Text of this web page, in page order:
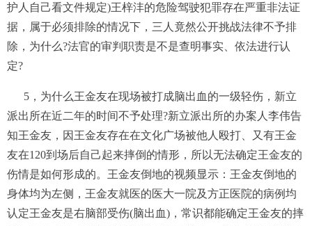
护人自己看文件规定)王梓沣的危险驾驶犯罪存在严重非法证
据，属于必须排除的情况下，三人竟然公开挑战法律不予排
除，为什么?法官的审判职责是不是查明事实、依法进行认
定?
5，为什么王金友在现场被打成脑出血的一级轻伤，新立
派出所在近二年的时间不予处理?新立派出所的办案人李伟告
知王金友，因王金友存在在文化广场被他人殴打、又有王金
友在120到场后自己起来摔倒的情形，所以无法确定王金友的
伤情是如何形成的。王金友倒地的视频显示：王金友倒地的
身体均为左侧，王金友就医的医大一院及方正医院的病例均
认定王金友是右脑部受伤(脑出血)，常识都能确定王金友的摔